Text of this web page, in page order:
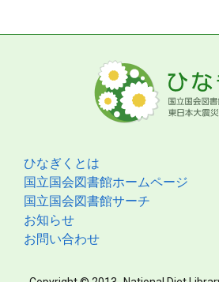
ひなぎくとは
国立国会図書館ホームページ
国立国会図書館サーチ
お知らせ
お問い合わせ